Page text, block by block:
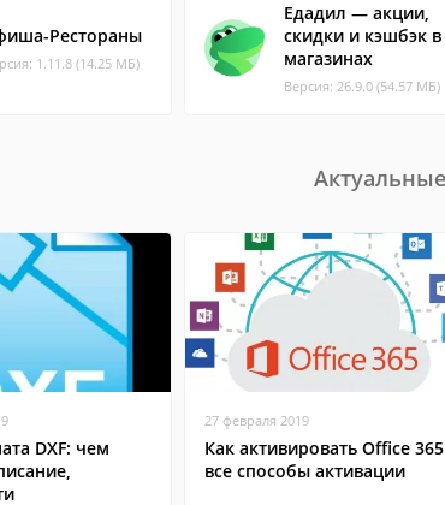
Рестораны
1.11.8 (14.25 МБ)
Едадил — акции,
скидки и кэшбэк в
магазинах
Версия: 26.9.0 (54.57 МБ)
DXF: чем
27 февраля 2019
Как активировать Office
все способы активации